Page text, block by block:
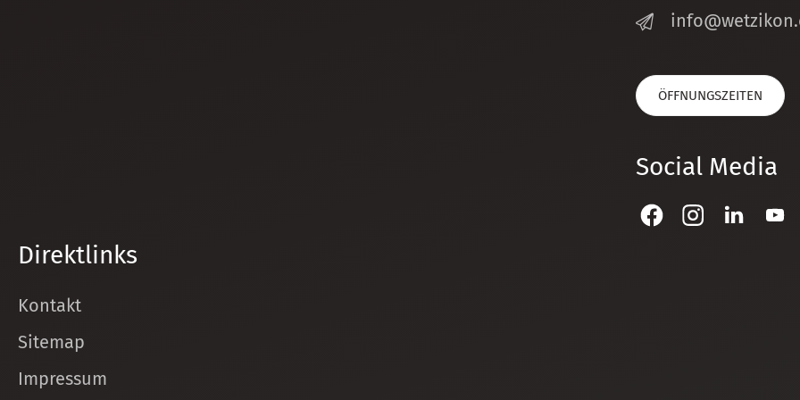
nf w tz k n
ÖFFNUNGSZEITEN
Social Media
Direktlinks
Kontakt
Sitemap
Impressum